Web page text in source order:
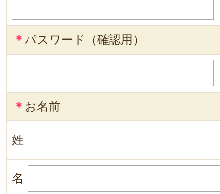
＊ パスワード（確認用）
＊ お名前
姓
名